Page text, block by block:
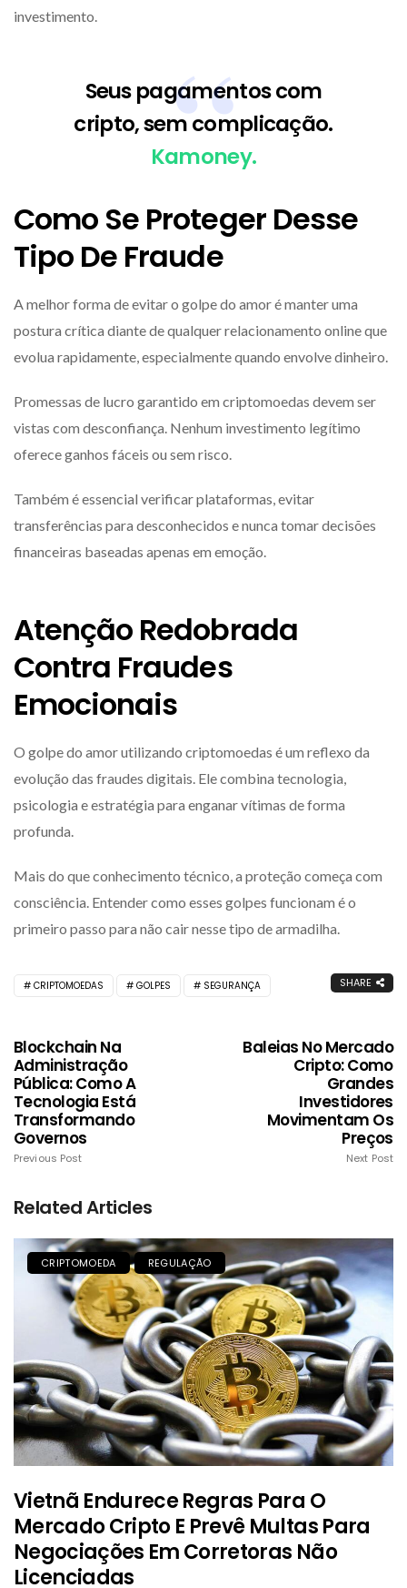
investimento.
Seus pagamentos com
cripto, sem complicação.
Kamoney.
Como Se Proteger Desse
Tipo De Fraude
A melhor forma de evitar o golpe do amor é manter uma
postura crítica diante de qualquer relacionamento online que
evolua rapidamente, especialmente quando envolve dinheiro.
Promessas de lucro garantido em criptomoedas devem ser
vistas com desconfiança. Nenhum investimento legítimo
oferece ganhos fáceis ou sem risco.
Também é essencial verificar plataformas, evitar
transferências para desconhecidos e nunca tomar decisões
financeiras baseadas apenas em emoção.
Atenção Redobrada
Contra Fraudes
Emocionais
O golpe do amor utilizando criptomoedas é um reflexo da
evolução das fraudes digitais. Ele combina tecnologia,
psicologia e estratégia para enganar vítimas de forma
profunda.
Mais do que conhecimento técnico, a proteção começa com
consciência. Entender como esses golpes funcionam é o
primeiro passo para não cair nesse tipo de armadilha.
CRIPTOMOEDAS GOLPES SEGURANÇA SHARE
Blockchain Na
Administração
Pública: Como A
Tecnologia Está
Transformando
Governos
Previous Post
Baleias No Mercado
Cripto: Como
Grandes
Investidores
Movimentam Os
Preços
Next Post
Related Articles
CRIPTOMOEDA REGULAÇÃO
Vietnã Endurece Regras Para O
Mercado Cripto E Prevê Multas Para
Negociações Em Corretoras Não
Licenciadas